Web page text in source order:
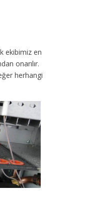
ekibimiz en
onarılır.
herhangi